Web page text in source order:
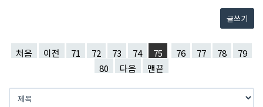
글쓰기
처음 이전 71 72 73 74 75 76 77 78
79
80
다음 맨끝